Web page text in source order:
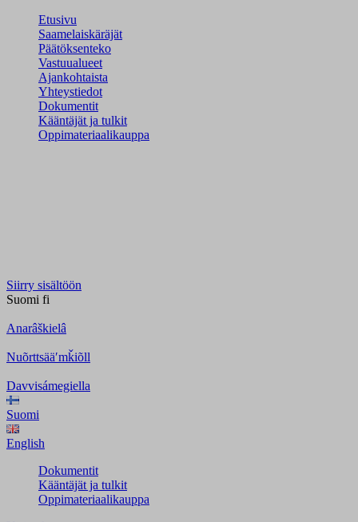
Etusivu
Saamelaiskäräjät
Päätöksenteko
Vastuualueet
Ajankohtaista
Yhteystiedot
Dokumentit
Kääntäjät ja tulkit
Oppimateriaalikauppa
Siirry sisältöön
Suomi fi
Anarâškielâ
Nuõrttsääʹmǩiõll
Davvisámegiella
Suomi
English
Dokumentit
Kääntäjät ja tulkit
Oppimateriaalikauppa